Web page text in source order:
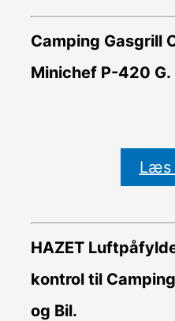
Camping Gasgrill
Minichef P-420 G.
Læs
HAZET
kontrol til
og Bil.